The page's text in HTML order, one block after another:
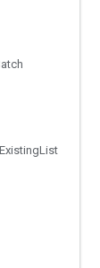
ExistingList